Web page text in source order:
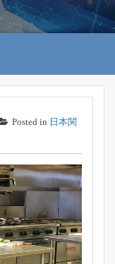
Posted in 日本関